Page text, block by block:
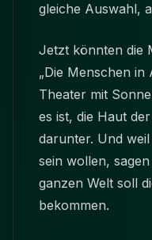
gleiche Auswahl,
Jetzt könnten die
„Die Menschen in
Theater mit
es ist, die Haut
darunter. Und
sein wollen,
ganzen Welt soll
bekommen.